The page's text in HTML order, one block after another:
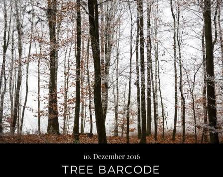
10. Dezember 2016
TREE BARCODE